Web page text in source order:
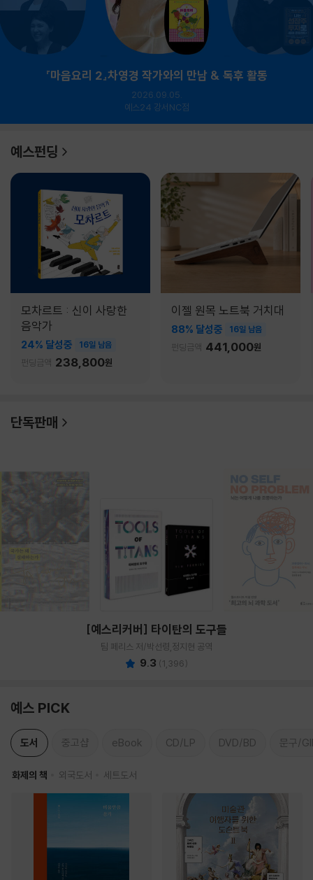
『마음요리 2』차영경 작가와의 만남 & 독후 활동
2026.09.05.
예스24 강서NC점
예스펀딩
모차르트 : 신이 사랑한
음악가
24% 달성중 16일 남음
펀딩금액 238,800원
이젤 원목 노트북 거치대
88% 달성중 16일 남음
펀딩금액 441,000원
단독판매
[예스리커버] 타이탄의 도구들
팀 페리스 저/박선령,정지현 공역
9.3 (1,396)
예스 PICK
도서 중고샵 eBook CD/LP DVD/BD 문구/
화제의 책 외국도서 세트도서